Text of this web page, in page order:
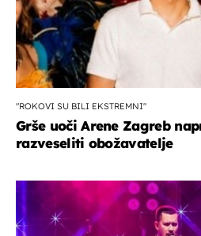
"ROKOVI SU BILI EKSTREMNI"
Grše uoči Arene Zagreb
razveseliti obožavatelje